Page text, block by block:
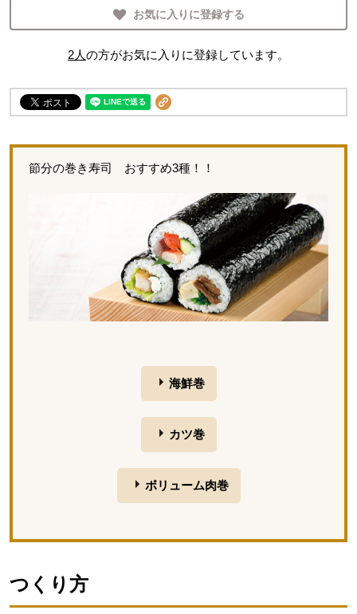
お気に入りに登録する
2人の方がお気に入りに登録しています。
節分の巻き寿司 おすすめ3種！！
海鮮巻
カツ巻
ボリューム肉巻
つくり方